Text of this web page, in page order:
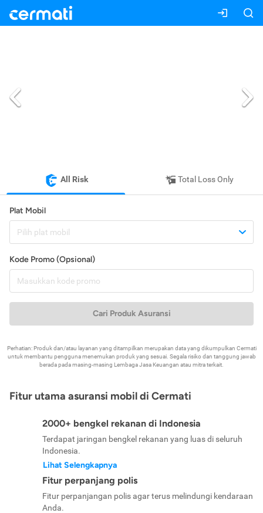
All Risk Total Loss Only
Plat Mobil
Pilih plat mobil
Kode Promo (Opsional)
Cari Produk Asuransi
Perhatian: Produk dan/atau layanan yang ditampilkan merupakan data yang dikumpulkan Cermati
untuk membantu pengguna menemukan produk yang sesuai. Segala risiko dan tanggung jawab
berada pada masing-masing Lembaga Jasa Keuangan atau mitra terkait.
Fitur utama asuransi mobil di Cermati
2000+ bengkel rekanan di Indonesia
Terdapat jaringan bengkel rekanan yang luas di seluruh
Indonesia.
Lihat Selengkapnya
Fitur perpanjang polis
Fitur perpanjangan polis agar terus melindungi kendaraan
Anda.